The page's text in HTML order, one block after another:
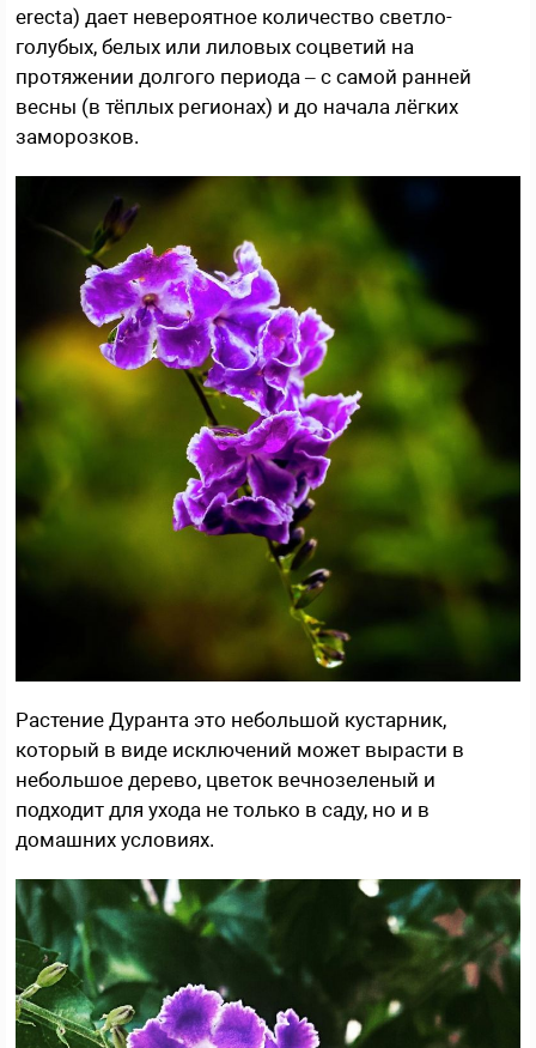
erecta) дает невероятное количество светло-
голубых, белых или лиловых соцветий на
протяжении долгого периода – с самой ранней
весны (в тёплых регионах) и до начала лёгких
заморозков.
Растение Дуранта это небольшой кустарник,
который в виде исключений может вырасти в
небольшое дерево, цветок вечнозеленый и
подходит для ухода не только в саду, но и в
домашних условиях.